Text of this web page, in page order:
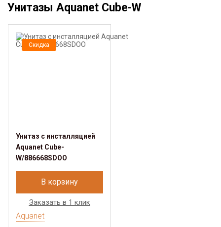
Унитазы Aquanet Cube-W
Скидка
Унитаз с инсталляцией
Aquanet Cube-
W/886668SDOO
В корзину
Заказать в 1 клик
Aquanet